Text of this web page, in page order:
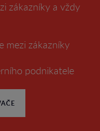
zákazníky a vždy
mezi zákazníky
podnikatele